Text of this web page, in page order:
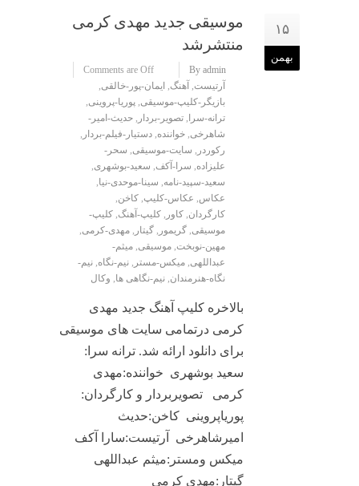
۱۵
بهمن
موسیقی جدید مهدی کرمی
منتشرشد
By admin
Comments are Off
آرتیست, آهنگ, ایمان-پور-خالقی,
بازیگر-کلیپ-موسیقی, پوریا-پروینی,
ترانه-سرا , تصویر-بردار , حدیث-امیر-
شاهرخی, خواننده, دستیار-فیلم-بردار ,
رکوردر , سایت-موسیقی, سحر-
علیزاده, سرا-آکف, سعید-بوشهری,
سعید-سپید-نامه, سینا-موحدی-نیا,
عکاس, عکاس-کلیپ, کاخن,
کارگردان, کاور , کلیپ-آهنگ, کلیپ-
موسیقی, گریمور , گیتار , مهدی-کرمی,
مهین-نوبخت, موسیقی, میثم-
عبداللهی, میکس-مستر , نیم-نگاه, نیم-
نگاه-هنرمندان, نیم-نگاهی ها, وکال
بالاخره کلیپ آهنگ جدید مهدی
کرمی درتمامی سایت های موسیقی
برای دانلود ارائه شد. ترانه سرا:
سعید بوشهری خواننده:مهدی
کرمی تصویربردار و کارگردان:
پوریاپروینی کاخن:حدیث
امیرشاهرخی آرتیست:سارا آکف
میکس ومستر:میثم عبداللهی
گیتار:مهدی کرمی